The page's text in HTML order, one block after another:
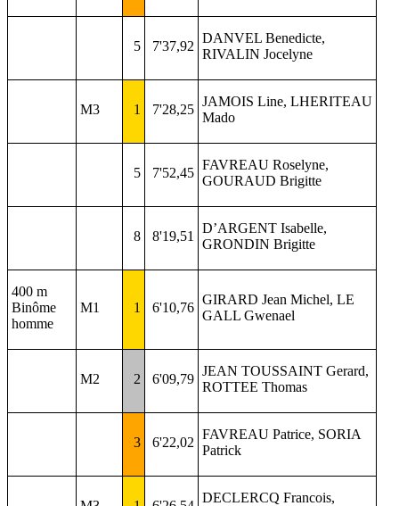
5 7'37,92
DANVEL Benedicte,
RIVALIN Jocelyne
M3 1 7'28,25
JAMOIS Line, LHERITEAU
Mado
5 7'52,45
FAVREAU Roselyne,
GOURAUD Brigitte
8 8'19,51
D’ARGENT Isabelle,
GRONDIN Brigitte
400 m
Binôme
homme
M1 1 6'10,76
GIRARD Jean Michel, LE
GALL Gwenael
M2 2 6'09,79
JEAN TOUSSAINT Gerard,
ROTTEE Thomas
3 6'22,02
FAVREAU Patrice, SORIA
Patrick
DECLERCQ Francois,